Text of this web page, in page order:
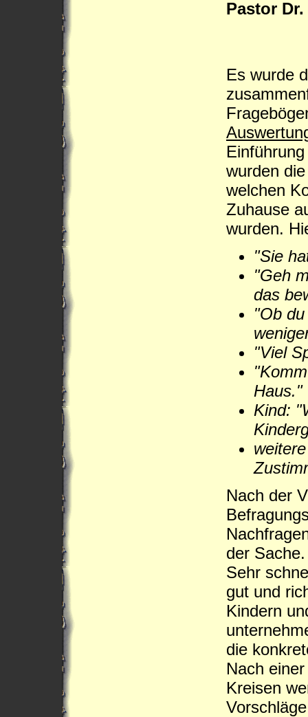
Pastor
Es wurde
wurden
welchen
Zuhause
wurden.
"Sie
"Geh
das
"Ob
"Viel
Haus."
Kind:
Nach der
der Sache.
Sehr
gut und
Kindern
die
Nach
Kreisen